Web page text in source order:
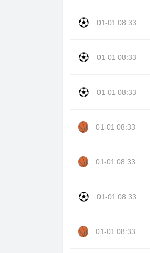
01-01 08:33
01-01 08:33
01-01 08:33
01-01 08:33
01-01 08:33
01-01 08:33
01-01 08:33